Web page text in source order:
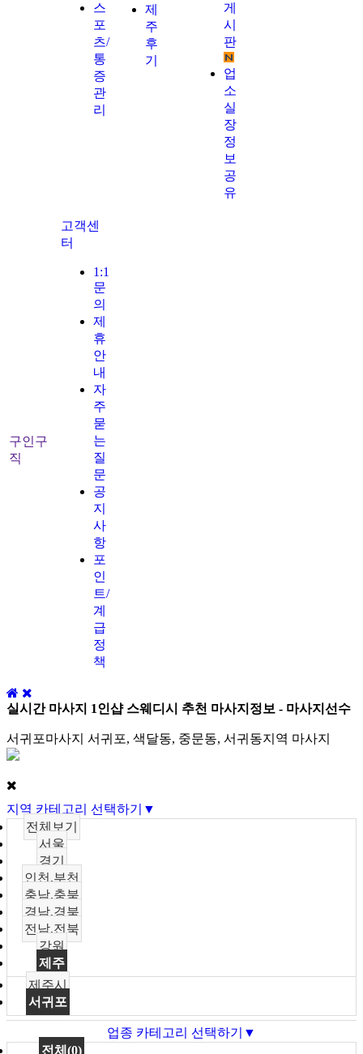
스
포
츠/
통
증
관
리
제
주
후
기
게
시
판
업
소
실
장
정
보
공
유
구인구
직
고객센
터
1:1
문
의
제
휴
안
내
자
주
묻
는
질
문
공
지
사
항
포
인
트/
계
급
정
책
실시간 마사지 1인샵 스웨디시 추천 마사지정보 - 마사지선수
서귀포마사지 서귀포, 색달동, 중문동, 서귀동지역 마사지
지역 카테고리 선택하기▼
전체보기
서울
경기
인천,부천
충남,충북
경남,경북
전남,전북
강원
제주
제주시
서귀포
업종 카테고리 선택하기▼
전체(0)